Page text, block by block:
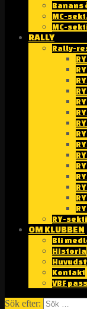
MC-
MC-
RALLY
Rally-
RY-
OM KLUBBEN
Bli
Historia
Kontakt
VBF
Sök efter: